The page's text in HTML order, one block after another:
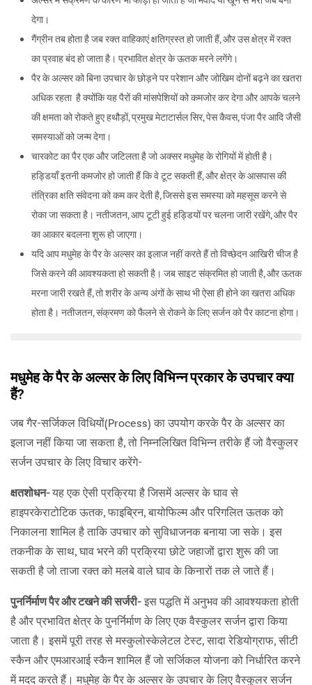
देगा।
गैंग्रीन तब होता है जब रक्त वाहिकाएं क्षतिग्रस्त हो जाती हैं, और उस क्षेत्र में रक्त
का प्रवाह बंद हो जाता है। प्रभावित क्षेत्र के ऊतक मरने लगेंगे।
पैर के अल्सर को बिना उपचार के छोड़ने पर परेशान और जोखिम दोनों बढ़ने का खतरा
अधिक रहता है क्योंकि यह पैरों की मांसपेशियों को कमजोर कर देगा और आपके चलने
की क्षमता को रोकते हुए हथौड़ों, प्रमुख मेटाटार्सल सिर, पेस कैवस, पंजा पैर आदि जैसी
समस्याओं को जन्म देगा।
चारकोट का पैर एक और जटिलता है जो अक्सर मधुमेह के रोगियों में होती है।
हड्डियाँ इतनी कमजोर हो जाती हैं कि वे टूट सकती हैं, और क्षेत्र के आसपास की
तंत्रिका क्षति संवेदना को कम कर देती है, जिससे इस समस्या को महसूस करने से
रोका जा सकता है। नतीजतन, आप टूटी हुई हड्डियों पर चलना जारी रखेंगे, और पैर
का आकार बदलना शुरू हो जाएगा।
यदि आप मधुमेह के पैर के अल्सर का इलाज नहीं करते हैं तो विच्छेदन आखिरी चीज है
जिसे करने की आवश्यकता हो सकती है। जब साइट संक्रमित हो जाती है, और ऊतक
मरना जारी रखते हैं, तो शरीर के अन्य अंगों के साथ भी ऐसा ही होने का खतरा अधिक
होता है। नतीजतन, संक्रमण को फैलने से रोकने के लिए सर्जन को पैर काटना होगा।
मधुमेह के पैर के अल्सर के लिए विभिन्न प्रकार के उपचार क्या
हैं?
जब गैर-सर्जिकल विधियों(Process) का उपयोग करके पैर के अल्सर का
इलाज नहीं किया जा सकता है, तो निम्नलिखित विभिन्न तरीके हैं जो वैस्कुलर
सर्जन उपचार के लिए विचार करेंगे-
क्षतशोधन-यह एक ऐसी प्रक्रिया है जिसमें अल्सर के घाव से
हाइपरकेराटोटिक ऊतक, फाइब्रिन, बायोफिल्म और परिगलित ऊतक को
निकालना शामिल है ताकि उपचार को सुविधाजनक बनाया जा सके। इस
तकनीक के साथ, घाव भरने की प्रक्रिया छोटे जहाजों द्वारा शुरू की जा
सकती है जो ताजा रक्त को मलबे वाले घाव के किनारों तक ले जाते हैं।
पुनर्निर्माण पैर और टखने की सर्जरी- इस पद्धति में अनुभव की आवश्यकता होती
है और प्रभावित क्षेत्र के पुनर्निर्माण के लिए एक वैस्कुलर सर्जन द्वारा किया
जाता है। इसमें पूरी तरह से मस्कुलोस्केलेटल टेस्ट, सादा रेडियोग्राफ, सीटी
स्कैन और एमआरआई स्कैन शामिल हैं जो सर्जिकल योजना को निर्धारित करने
में मदद करते हैं। मधुमेह के पैर के अल्सर के उपचार के लिए वैस्कुलर सर्जन